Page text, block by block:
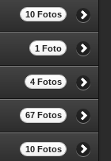
10 Fotos
1 Foto
4 Fotos
67 Fotos
10 Fotos